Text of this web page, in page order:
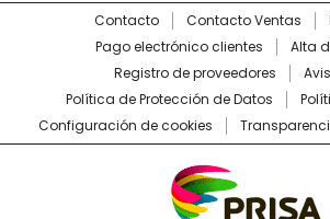
Contacto Contacto Ventas
Pago electrónico clientes
Alta
Registro de proveedores
Política de Protección de Datos
Configuración de cookies